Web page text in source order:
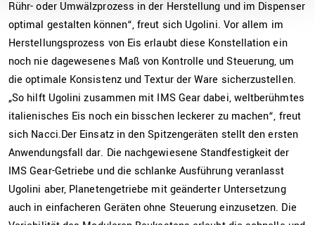
Rühr- oder Umwälzprozess in der Herstellung und im Dispenser
optimal gestalten können“, freut sich Ugolini. Vor allem im
Herstellungsprozess von Eis erlaubt diese Konstellation ein
noch nie dagewesenes Maß von Kontrolle und Steuerung, um
die optimale Konsistenz und Textur der Ware sicherzustellen.
„So hilft Ugolini zusammen mit IMS Gear dabei, weltberühmtes
italienisches Eis noch ein bisschen leckerer zu machen“, freut
sich Nacci.Der Einsatz in den Spitzengeräten stellt den ersten
Anwendungsfall dar. Die nachgewiesene Standfestigkeit der
IMS Gear-Getriebe und die schlanke Ausführung veranlasst
Ugolini aber, Planetengetriebe mit geänderter Untersetzung
auch in einfacheren Geräten ohne Steuerung einzusetzen. Die